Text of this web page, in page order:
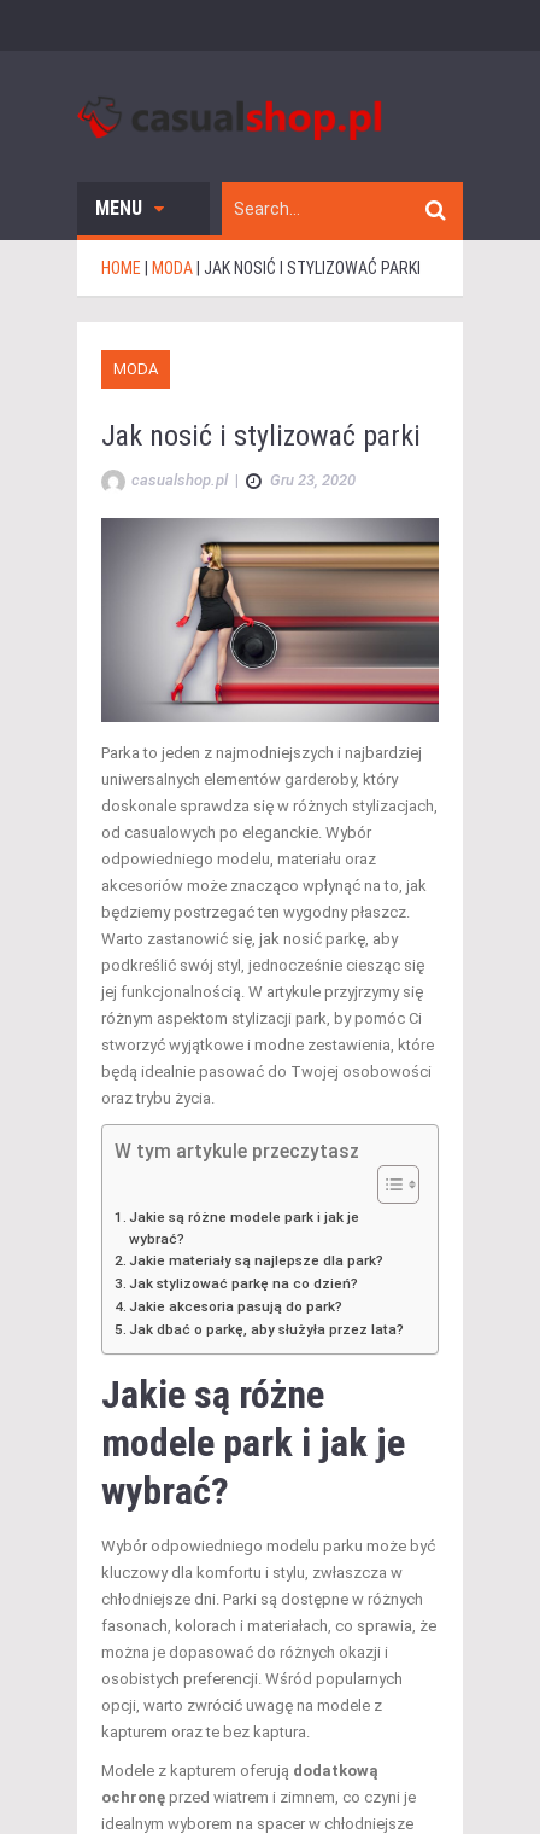
MENU
HOME MODA JAK NOSIĆ I STYLIZOWAĆ PARKI
MODA
Jak nosić i stylizować parki
casualshop.pl | Gru 23, 2020
Parka to jeden z najmodniejszych i najbardziej
uniwersalnych elementów garderoby, który
doskonale sprawdza się w różnych stylizacjach,
od casualowych po eleganckie. Wybór
odpowiedniego modelu, materiału oraz
akcesoriów może znacząco wpłynąć na to, jak
będziemy postrzegać ten wygodny płaszcz.
Warto zastanowić się, jak nosić parkę, aby
podkreślić swój styl, jednocześnie ciesząc się
jej funkcjonalnością. W artykule przyjrzymy się
różnym aspektom stylizacji park, by pomóc Ci
stworzyć wyjątkowe i modne zestawienia, które
będą idealnie pasować do Twojej osobowości
oraz trybu życia.
W tym artykule przeczytasz
Jakie są różne modele park i jak je
wybrać?
Jakie materiały są najlepsze dla park?
Jak stylizować parkę na co dzień?
Jakie akcesoria pasują do park?
Jak dbać o parkę, aby służyła przez lata?
Jakie są różne
modele park i jak je
wybrać?
Wybór odpowiedniego modelu parku może być
kluczowy dla komfortu i stylu, zwłaszcza w
chłodniejsze dni. Parki są dostępne w różnych
fasonach, kolorach i materiałach, co sprawia, że
można je dopasować do różnych okazji i
osobistych preferencji. Wśród popularnych
opcji, warto zwrócić uwagę na modele z
kapturem oraz te bez kaptura.
Modele z kapturem oferują dodatkową
ochronę przed wiatrem i zimnem, co czyni je
idealnym wyborem na spacer w chłodniejsze